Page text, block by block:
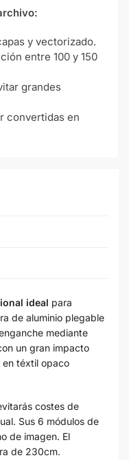
y vectorizado.
entre 100 y 150
grandes
convertidas en
ideal para
de aluminio plegable
mediante
un gran impacto
en téxtil opaco
costes de
Sus 6 módulos de
de imagen. El
de 230cm.